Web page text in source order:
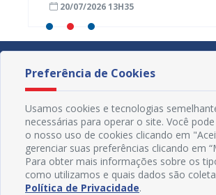
20/07/2026 13H35
Preferência de Cookies
Usamos cookies e tecnologias
necessárias para operar o site. Você
o nosso uso de cookies clicando em
gerenciar suas preferências clicando em
Para obter mais informações sobre os
como utilizamos e quais dados são
Política de Privacidade.